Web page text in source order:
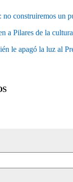
construiremos un
a Pilares de la
le apagó la luz al